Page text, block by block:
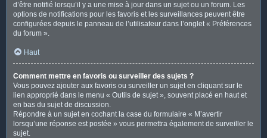
d’être notifié lorsqu’il y a une mise à jour dans un sujet ou un forum. Les
options de notifications pour les favoris et les surveillances peuvent être
configurées depuis le panneau de l’utilisateur dans l’onglet « Préférences
du forum ».
Haut
Comment mettre en favoris ou surveiller des sujets ?
Vous pouvez ajouter aux favoris ou surveiller un sujet en cliquant sur le
lien approprié dans le menu « Outils de sujet », souvent placé en haut et
en bas du sujet de discussion.
Répondre à un sujet en cochant la case du formulaire « M’avertir
lorsqu’une réponse est postée » vous permettra également de surveiller le
sujet.